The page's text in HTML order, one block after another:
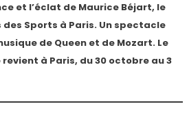
et l’éclat de Maurice Béjart, le
Sports à Paris. Un spectacle
de Queen et de Mozart. Le
à Paris, du 30 octobre au 3